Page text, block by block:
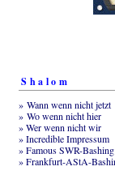
Shalom
» Wann wenn nicht jetzt
» Wo wenn nicht hier
» Wer wenn nicht wir
» Incredible Impressum
» Famous SWR-Bashing
» Frankfurt-AStA-